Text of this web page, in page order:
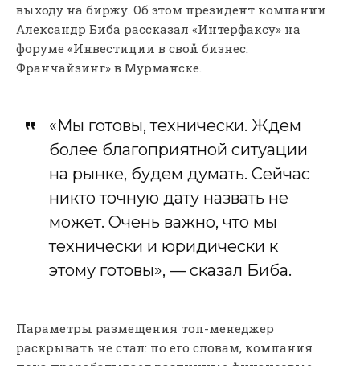
выходу на биржу. Об этом президент компании
Александр Биба рассказал «Интерфаксу» на
форуме «Инвестиции в свой бизнес.
Франчайзинг» в Мурманске.
«Мы готовы, технически. Ждем
более благоприятной ситуации
на рынке, будем думать. Сейчас
никто точную дату назвать не
может. Очень важно, что мы
технически и юридически к
этому готовы», — сказал Биба.
Параметры размещения топ-менеджер
раскрывать не стал: по его словам, компания